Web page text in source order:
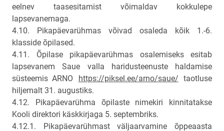
eelnev taasesitamist võimaldav kokkulepe
lapsevanemaga.
4.10. Pikapäevarühmas võivad osaleda kõik 1.-6.
klasside õpilased.
4.11. Õpilase pikapäevarühmas osalemiseks esitab
lapsevanem Saue valla haridusteenuste haldamise
süsteemis ARNO
https://piksel.ee/arno/saue/ taotluse
hiljemalt 31. augustiks.
4.12. Pikapäevarühma õpilaste nimekiri kinnitatakse
Kooli direktori käskkirjaga 5. septembriks.
4.12.1. Pikapäevarühmast väljaarvamine õppeaasta